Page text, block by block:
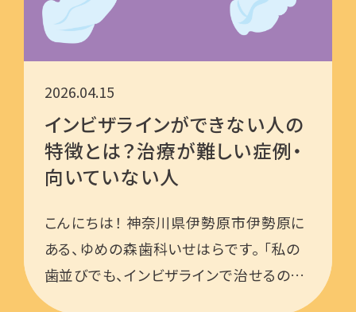
インビザラインができない人の
特徴とは？治療が難しい症例・
向いていない人
2026.04.15
こんにちは！ 神奈川県伊勢原市伊勢原に
ある、ゆめの森歯科いせはらです。 「私の
歯並びでも、インビザラインで治せるのか
な…？」 …